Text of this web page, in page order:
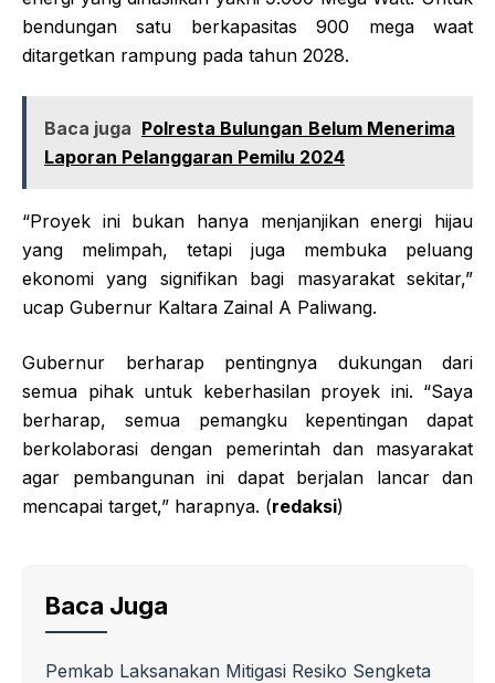
bendungan satu berkapasitas 900 mega waat
ditargetkan rampung pada tahun 2028.
Baca juga Polresta Bulungan Belum Menerima
Laporan Pelanggaran Pemilu 2024
“Proyek ini bukan hanya menjanjikan energi hijau
yang melimpah, tetapi juga membuka peluang
ekonomi yang signifikan bagi masyarakat sekitar,”
ucap Gubernur Kaltara Zainal A Paliwang.
Gubernur berharap pentingnya dukungan dari
semua pihak untuk keberhasilan proyek ini. “Saya
berharap, semua pemangku kepentingan dapat
berkolaborasi dengan pemerintah dan masyarakat
agar pembangunan ini dapat berjalan lancar dan
mencapai target,” harapnya. (redaksi)
Baca Juga
Pemkab Laksanakan Mitigasi Resiko Sengketa